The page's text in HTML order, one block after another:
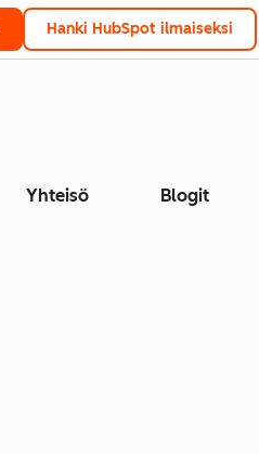
Hanki HubSpot ilmaiseksi
Yhteisö Blogit